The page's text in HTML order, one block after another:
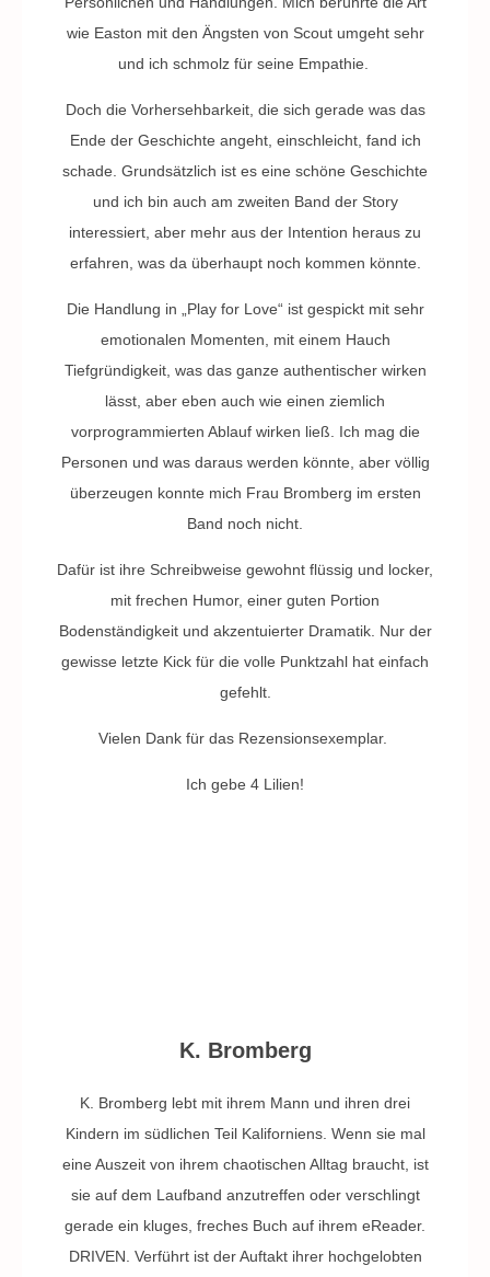
wie Easton mit den Ängsten von Scout umgeht sehr
und ich schmolz für seine Empathie.
Doch die Vorhersehbarkeit, die sich gerade was das
Ende der Geschichte angeht, einschleicht, fand ich
schade. Grundsätzlich ist es eine schöne Geschichte
und ich bin auch am zweiten Band der Story
interessiert, aber mehr aus der Intention heraus zu
erfahren, was da überhaupt noch kommen könnte.
Die Handlung in „Play for Love“ ist gespickt mit sehr
emotionalen Momenten, mit einem Hauch
Tiefgründigkeit, was das ganze authentischer wirken
lässt, aber eben auch wie einen ziemlich
vorprogrammierten Ablauf wirken ließ. Ich mag die
Personen und was daraus werden könnte, aber völlig
überzeugen konnte mich Frau Bromberg im ersten
Band noch nicht.
Dafür ist ihre Schreibweise gewohnt flüssig und locker,
mit frechen Humor, einer guten Portion
Bodenständigkeit und akzentuierter Dramatik. Nur der
gewisse letzte Kick für die volle Punktzahl hat einfach
gefehlt.
Vielen Dank für das Rezensionsexemplar.
Ich gebe 4 Lilien!
K. Bromberg
K. Bromberg lebt mit ihrem Mann und ihren drei
Kindern im südlichen Teil Kaliforniens. Wenn sie mal
eine Auszeit von ihrem chaotischen Alltag braucht, ist
sie auf dem Laufband anzutreffen oder verschlingt
gerade ein kluges, freches Buch auf ihrem eReader.
DRIVEN. Verführt ist der Auftakt ihrer hochgelobten